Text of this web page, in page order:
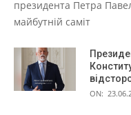
президента Петра
майбутній саміт
ON: